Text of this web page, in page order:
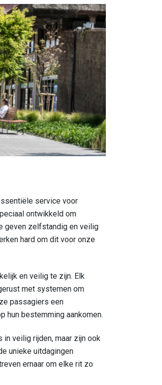
service voor
ontwikkeld om
geven zelfstandig en veilig
hard om dit voor onze
en veilig te zijn. Elk
met systemen om
passagiers een
hun bestemming aankomen.
veilig rijden, maar zijn ook
unieke uitdagingen
ernaar om elke rit zo